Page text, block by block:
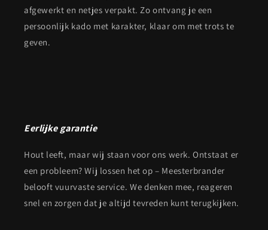
afgewerkt en netjes verpakt. Zo ontvang je een
persoonlijk kado met karakter, klaar om met trots te
geven.
Eerlijke garantie
Hout leeft, maar wij staan voor ons werk. Ontstaat er
een probleem? Wij lossen het op – Meesterbrander
belooft vuurvaste service. We denken mee, reageren
snel en zorgen dat je altijd tevreden kunt terugkijken.